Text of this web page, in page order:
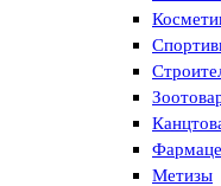
Метизы